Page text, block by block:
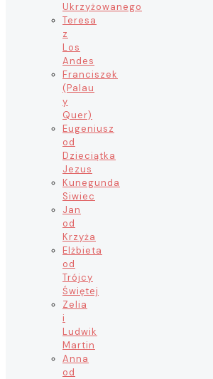
Ukrzyżowanego
Teresa
z
Los
Andes
Franciszek
(Palau
y
Quer)
Eugeniusz
od
Dzieciątka
Jezus
Kunegunda
Siwiec
Jan
od
Krzyża
Elżbieta
od
Trójcy
Świętej
Zelia
i
Ludwik
Martin
Anna
od